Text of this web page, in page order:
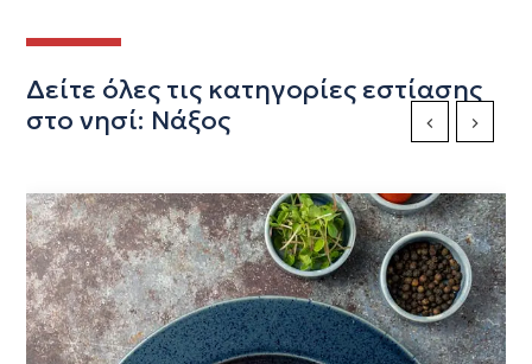
Δείτε όλες τις κατηγορίες εστίασης
στο νησί: Νάξος
Previous Slide
Next